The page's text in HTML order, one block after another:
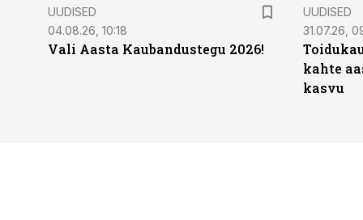
UUDISED
04.08.26, 10:18
Vali Aasta Kaubandustegu 2026!
UUDISED
31.07.26,
kahte
kasvu